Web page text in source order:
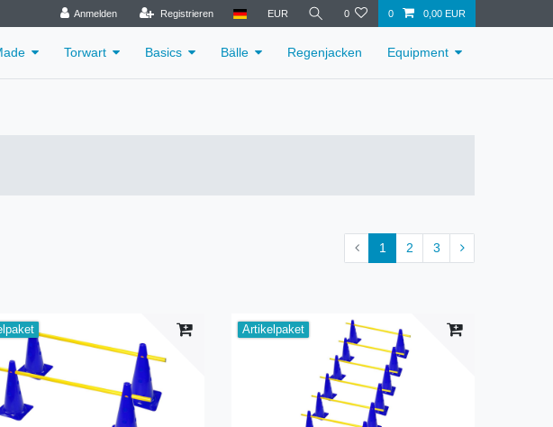
Anmelden Registrieren EUR 0 0 0,00 EUR
Torwart Basics Bälle Regenjacken Equipment
1 2 3
Artikelpaket